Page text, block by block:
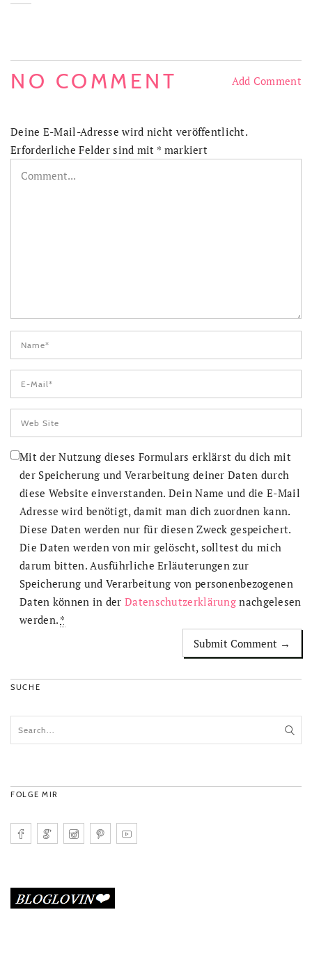
NO COMMENT Add Comment
Deine E-Mail-Adresse wird nicht veröffentlicht.
Erforderliche Felder sind mit * markiert
Mit der Nutzung dieses Formulars erklärst du dich mit
der Speicherung und Verarbeitung deiner Daten durch
diese Website einverstanden. Dein Name und die E-Mail
Adresse wird benötigt, damit man dich zuordnen kann.
Diese Daten werden nur für diesen Zweck gespeichert.
Die Daten werden von mir gelöscht, solltest du mich
darum bitten. Ausführliche Erläuterungen zur
Speicherung und Verarbeitung von personenbezogenen
Daten können in derDatenschutzerklärung nachgelesen
werden. *
SUCHE
FOLGE MIR